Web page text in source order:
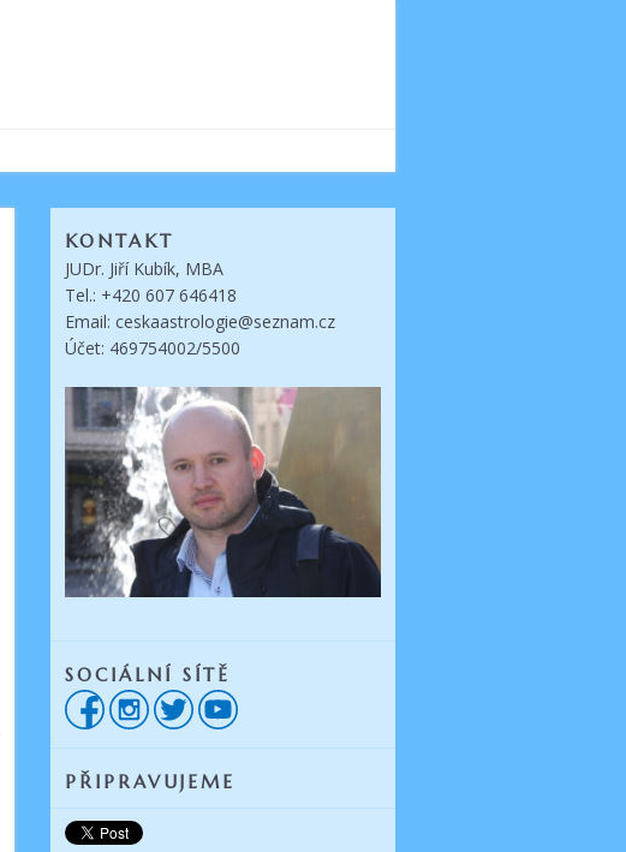
KONTAKT
JUDr. Jiří Kubík, MBA
Tel.: +420 607 646418
Email: ceskaastrologie@seznam.cz
Účet: 469754002/5500
SOCIÁLNÍ SÍTĚ
PŘIPRAVUJEME